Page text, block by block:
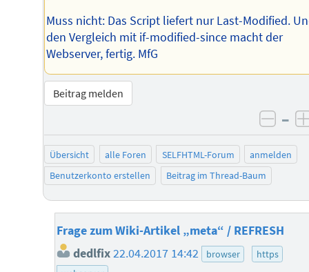
Muss nicht: Das Script liefert nur Last-Modified.
den Vergleich mit if-modified-since macht der
Webserver, fertig. MfG
Beitrag melden
–
Übersicht alle Foren SELFHTML-Forum
anmelden
Benutzerkonto erstellen
Beitrag im Thread-Baum
Frage zum Wiki-Artikel „meta“ / REFRESH
dedlfix22.04.2017 14:42 browser
https